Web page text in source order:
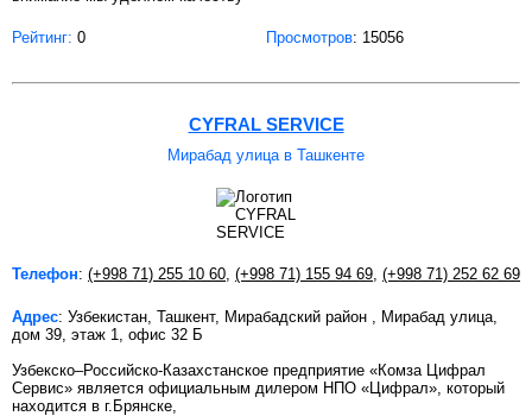
Рейтинг: 0 Просмотров: 15056
CYFRAL SERVICE
Мирабад улица в Ташкенте
Телефон: (+998 71) 255 10 60 (+998 71) 155 94 69 (+998 71) 252 62 69
Адрес: Узбекистан, Ташкент, Мирабадский район , Мирабад улица,
дом 39, этаж 1, офис 32 Б
Узбекско–Российско-Казахстанское предприятие «Комза Цифрал
Сервис» является официальным дилером НПО «Цифрал», который
находится в г.Брянске,